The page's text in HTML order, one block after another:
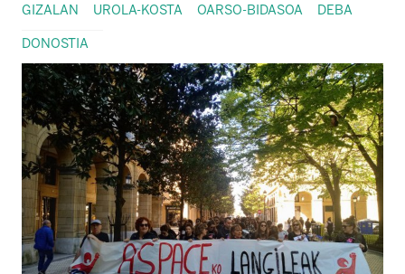
GIZALAN UROLA-KOSTA OARSO-BIDASOA DEBA
DONOSTIA